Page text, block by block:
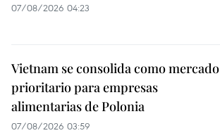
07/08/2026 04:23
Vietnam se consolida como mercado
prioritario para empresas
alimentarias de Polonia
07/08/2026 03:59